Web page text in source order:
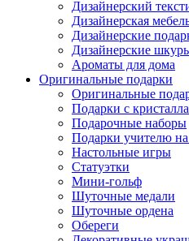
Дизайнерский
Дизайнерская
Дизайнерские
Дизайнерские
Ароматы для дома
Оригинальные подарки
Оригинальные
Подарки с
Подарочные наборы
Подарки учителю
Настольные игры
Статуэтки
Мини-гольф
Шуточные медали
Шуточные ордена
Обереги